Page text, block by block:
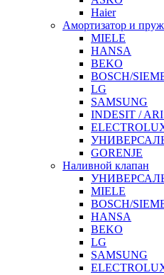
Haier
Амортизатор и
MIELE
HANSA
BEKO
BOSCH/
LG
SAMSUNG
INDESIT /
GORENJE
Наливной клапан
MIELE
BOSCH/
HANSA
BEKO
LG
SAMSUNG